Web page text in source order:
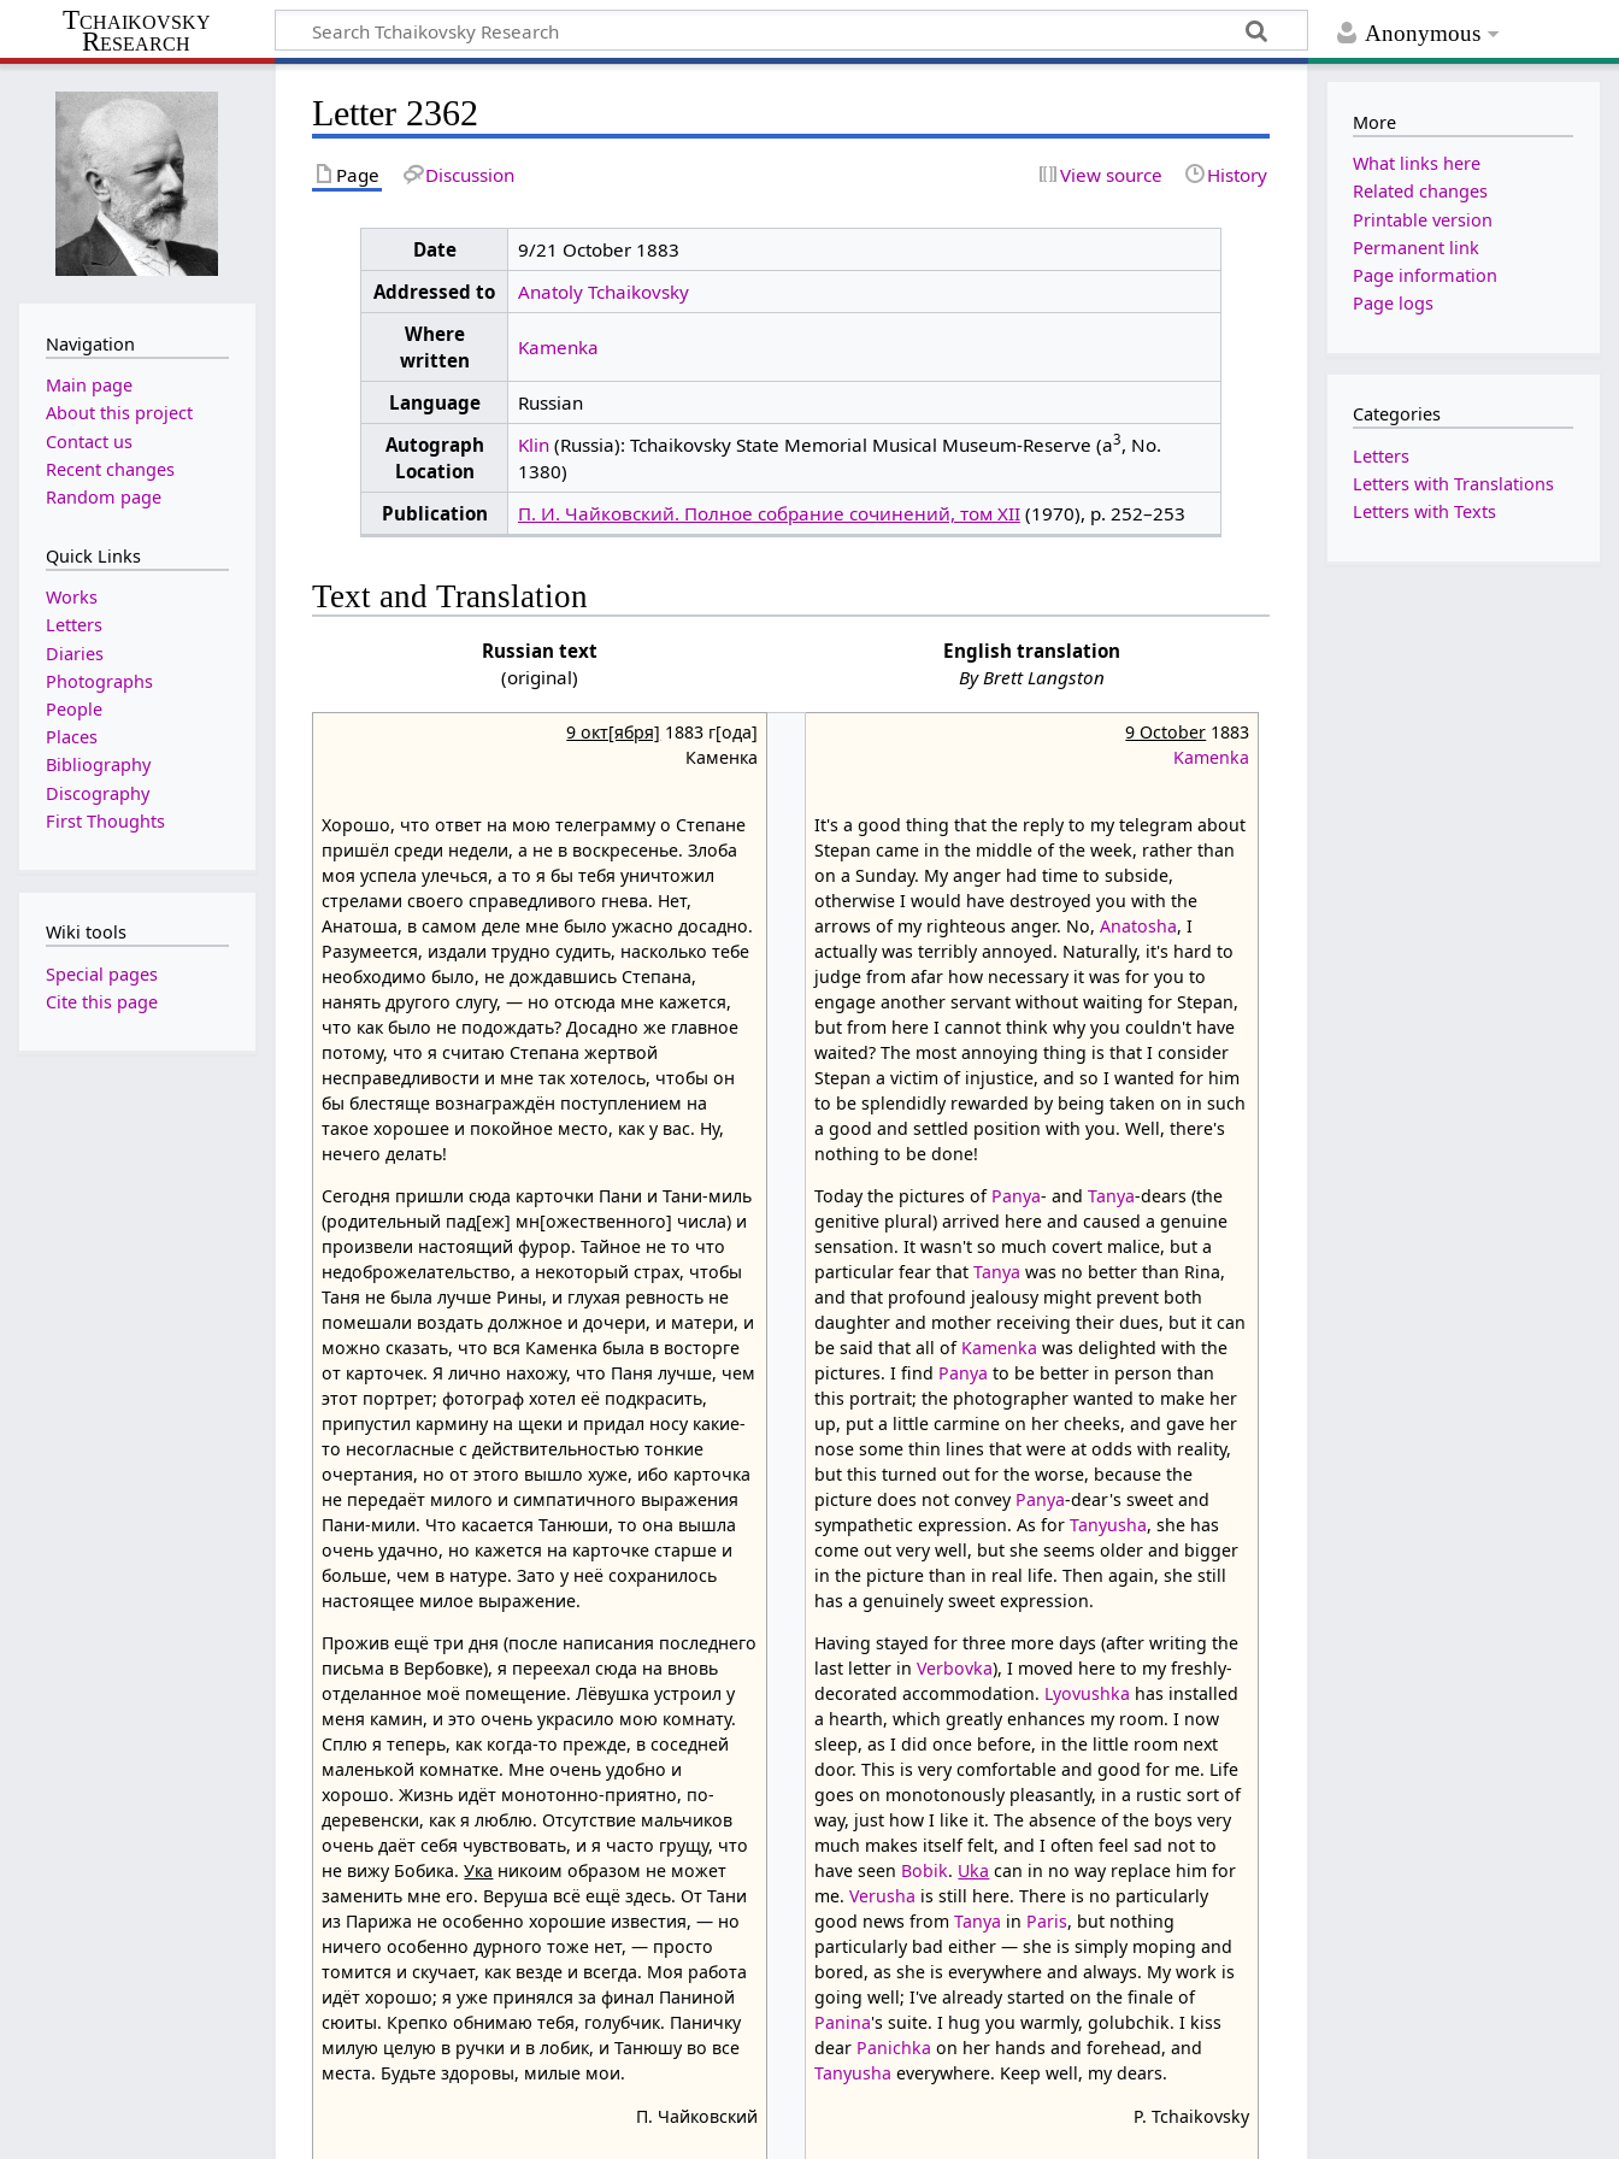
Anonymous
Tchaikovsky
Research
Letter 2362
Page Discussion View source History
Date
9/21 October 1883
Addressed to
Anatoly Tchaikovsky
Where
written
Kamenka
Language
Russian
Autograph
Location
Klin(Russia): Tchaikovsky State Memorial Musical Museum-Reserve (a3, No.
1380)
Publication
П. И. Чайковский. Полное собрание сочинений, том XII(1970), p. 252–253
Text and Translation
Russian text
(original)
English translation
By Brett Langston
9 окт[ября] 1883 г[ода]
Каменка
Хорошо, что ответ на мою телеграмму о Степане
пришёл среди недели, а не в воскресенье. Злоба
моя успела улечься, а то я бы тебя уничтожил
стрелами своего справедливого гнева. Нет,
Анатоша, в самом деле мне было ужасно досадно.
Разумеется, издали трудно судить, насколько тебе
необходимо было, не дождавшись Степана,
нанять другого слугу, — но отсюда мне кажется,
что как было не подождать? Досадно же главное
потому, что я считаю Степана жертвой
несправедливости и мне так хотелось, чтобы он
бы блестяще вознаграждён поступлением на
такое хорошее и покойное место, как у вас. Ну,
нечего делать!
Сегодня пришли сюда карточки Пани и Тани-миль
(родительный пад[еж] мн[ожественного] числа) и
произвели настоящий фурор. Тайное не то что
недоброжелательство, а некоторый страх, чтобы
Таня не была лучше Рины, и глухая ревность не
помешали воздать должное и дочери, и матери, и
можно сказать, что вся Каменка была в восторге
от карточек. Я лично нахожу, что Паня лучше, чем
этот портрет; фотограф хотел её подкрасить,
припустил кармину на щеки и придал носу какие-
то несогласные с действительностью тонкие
очертания, но от этого вышло хуже, ибо карточка
не передаёт милого и симпатичного выражения
Пани-мили. Что касается Танюши, то она вышла
очень удачно, но кажется на карточке старше и
больше, чем в натуре. Зато у неё сохранилось
настоящее милое выражение.
Прожив ещё три дня (после написания последнего
письма в Вербовке), я переехал сюда на вновь
отделанное моё помещение. Лёвушка устроил у
меня камин, и это очень украсило мою комнату.
Сплю я теперь, как когда-то прежде, в соседней
маленькой комнатке. Мне очень удобно и
хорошо. Жизнь идёт монотонно-приятно, по-
деревенски, как я люблю. Отсутствие мальчиков
очень даёт себя чувствовать, и я часто грущу, что
не вижу Бобика.Ука никоим образом не может
заменить мне его. Веруша всё ещё здесь. От Тани
из Парижа не особенно хорошие известия, — но
ничего особенно дурного тоже нет, — просто
томится и скучает, как везде и всегда. Моя работа
идёт хорошо; я уже принялся за финал Паниной
сюиты. Крепко обнимаю тебя, голубчик. Паничку
милую целую в ручки и в лобик, и Танюшу во все
места. Будьте здоровы, милые мои.
П. Чайковский
9 October 1883
Kamenka
It's a good thing that the reply to my telegram about
Stepan came in the middle of the week, rather than
on a Sunday. My anger had time to subside,
otherwise I would have destroyed you with the
arrows of my righteous anger. No,Anatosha, I
actually was terribly annoyed. Naturally, it's hard to
judge from afar how necessary it was for you to
engage another servant without waiting for Stepan,
but from here I cannot think why you couldn't have
waited? The most annoying thing is that I consider
Stepan a victim of injustice, and so I wanted for him
to be splendidly rewarded by being taken on in such
a good and settled position with you. Well, there's
nothing to be done!
Today the pictures of Panya- andTanya-dears (the
genitive plural) arrived here and caused a genuine
sensation. It wasn't so much covert malice, but a
particular fear thatTanya was no better than Rina,
and that profound jealousy might prevent both
daughter and mother receiving their dues, but it can
be said that all of Kamenka was delighted with the
pictures. I find Panya to be better in person than
this portrait; the photographer wanted to make her
up, put a little carmine on her cheeks, and gave her
nose some thin lines that were at odds with reality,
but this turned out for the worse, because the
picture does not convey Panya-dear's sweet and
sympathetic expression. As forTanyusha, she has
come out very well, but she seems older and bigger
in the picture than in real life. Then again, she still
has a genuinely sweet expression.
Having stayed for three more days (after writing the
last letter inVerbovka), I moved here to my freshly-
decorated accommodation. Lyovushka has installed
a hearth, which greatly enhances my room. I now
sleep, as I did once before, in the little room next
door. This is very comfortable and good for me. Life
goes on monotonously pleasantly, in a rustic sort of
way, just how I like it. The absence of the boys very
much makes itself felt, and I often feel sad not to
have seen Bobik. Uka can in no way replace him for
me.Verusha is still here. There is no particularly
good news fromTanya in Paris, but nothing
particularly bad either — she is simply moping and
bored, as she is everywhere and always. My work is
going well; I've already started on the finale of
Panina's suite. I hug you warmly, golubchik. I kiss
dear Panichka on her hands and forehead, and
Tanyusha everywhere. Keep well, my dears.
P. Tchaikovsky
Navigation
Main page
About this project
Contact us
Recent changes
Random page
Quick Links
Works
Letters
Diaries
Photographs
People
Places
Bibliography
Discography
First Thoughts
Wiki tools
Special pages
Cite this page
More
What links here
Related changes
Printable version
Permanent link
Page information
Page logs
Categories
Letters
Letters with Translations
Letters with Texts